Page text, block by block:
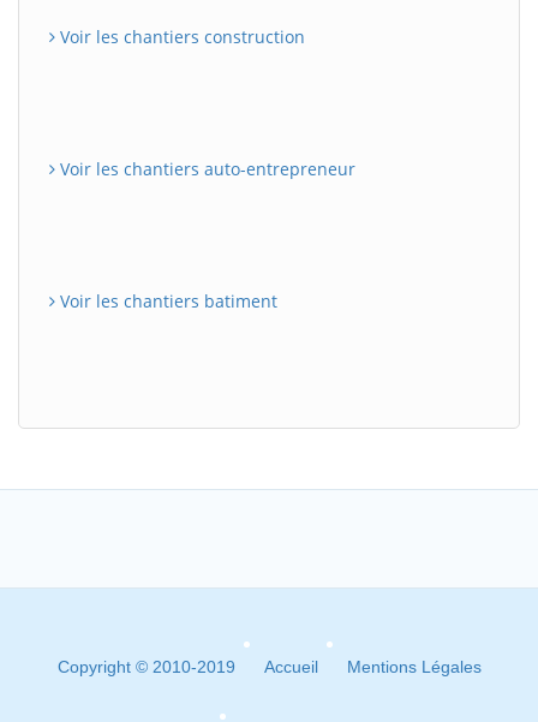
Voir les chantiers construction
Voir les chantiers auto-entrepreneur
Voir les chantiers batiment
Copyright © 2010-2019 Accueil Mentions Légales